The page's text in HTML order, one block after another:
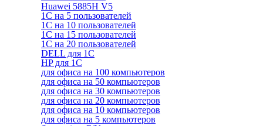
Huawei 5885H V5
1С на 5 пользователей
1С на 10 пользователей
1С на 15 пользователей
1С на 20 пользователей
DELL для 1С
HP для 1С
для офиса на 100 компьютеров
для офиса на 50 компьютеров
для офиса на 30 компьютеров
для офиса на 20 компьютеров
для офиса на 10 компьютеров
для офиса на 5 компьютеров